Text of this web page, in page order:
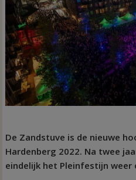
De Zandstuve is de nieuwe
Hardenberg 2022. Na twee
eindelijk het Pleinfestijn weer